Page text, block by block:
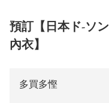
預訂【日本ド-ソ
內衣】
多買多慳